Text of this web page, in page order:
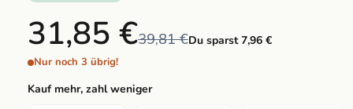
31,85 €39,81 €Du sparst 7,96 €
Nur noch 3 übrig!
Kauf mehr, zahl weniger